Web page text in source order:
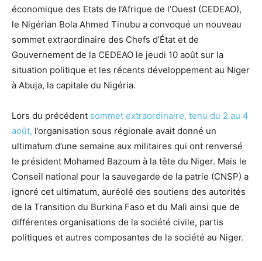
économique des Etats de l’Afrique de l’Ouest (CEDEAO),
le Nigérian Bola Ahmed Tinubu a convoqué un nouveau
sommet extraordinaire des Chefs d’État et de
Gouvernement de la CEDEAO le jeudi 10 août sur la
situation politique et les récents développement au Niger
à Abuja, la capitale du Nigéria.
Lors du précédent sommet extraordinaire, tenu du 2 au 4
août, l’organisation sous régionale avait donné un
ultimatum d’une semaine aux militaires qui ont renversé
le président Mohamed Bazoum à la tête du Niger. Mais le
Conseil national pour la sauvegarde de la patrie (CNSP) a
ignoré cet ultimatum, auréolé des soutiens des autorités
de la Transition du Burkina Faso et du Mali ainsi que de
différentes organisations de la société civile, partis
politiques et autres composantes de la société au Niger.